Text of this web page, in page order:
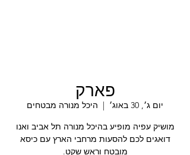
פארק
יום ג׳, 30 באוג׳
  |
היכל מנורה מבטחים
מושיק עפיה מופיע בהיכל מנורה תל אביב ואנו
דואגים לכם להסעות מרחבי הארץ עם כיסא